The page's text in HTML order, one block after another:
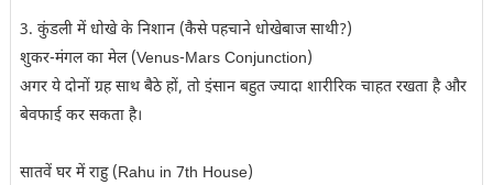
3. कुंडली में धोखे के निशान (कैसे पहचाने धोखेबाज साथी?)
शुकर-मंगल का मेल (Venus-Mars Conjunction)
अगर ये दोनों ग्रह साथ बैठे हों, तो इंसान बहुत ज्यादा शारीरिक चाहत रखता है और
बेवफाई कर सकता है।
सातवें घर में राहु (Rahu in 7th House)